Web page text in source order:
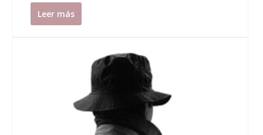
Leer más